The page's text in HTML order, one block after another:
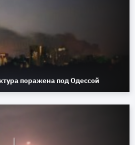
поражена под Одессой